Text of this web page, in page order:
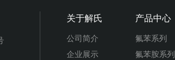
关于解氏
公司简介
企业展示
产品中心
氟苯系列
氟苯胺系列